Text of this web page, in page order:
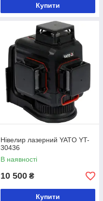
Купити
Нівелир лазерний YATO YT-
30436
В наявності
10 500 ₴
Купити